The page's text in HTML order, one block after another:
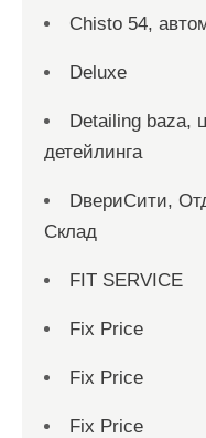
Chisto 54,
Deluxe
Detailing baza,
детейлинга
DвериСити,
Склад
FIT SERVICE
Fix Price
Fix Price
Fix Price